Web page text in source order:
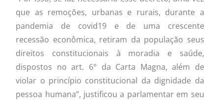
que as remoções, urbanas e rurais, durante a
pandemia de covid19 e de uma crescente
recessão econômica, retiram da população seus
direitos constitucionais à moradia e saúde,
dispostos no art. 6° da Carta Magna, além de
violar o princípio constitucional da dignidade da
pessoa humana”, justificou a parlamentar em seu